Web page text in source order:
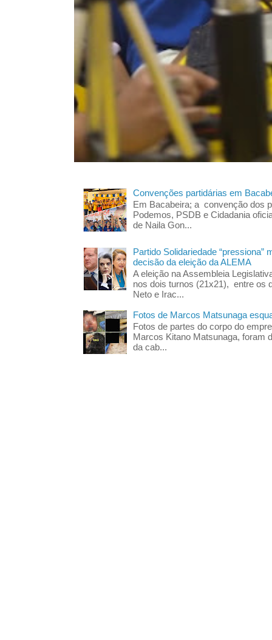
Convenções partidárias em
Em Bacabeira; a convenção dos
Podemos, PSDB e Cidadania
de Naila Gon...
Partido Solidariedade “pressiona”
decisão da eleição da ALEMA
A eleição na Assembleia
nos dois turnos (21x21), entre os
Neto e Irac...
Fotos de Marcos Matsunaga
Fotos de partes do corpo do
Marcos Kitano Matsunaga, foram
da cab...